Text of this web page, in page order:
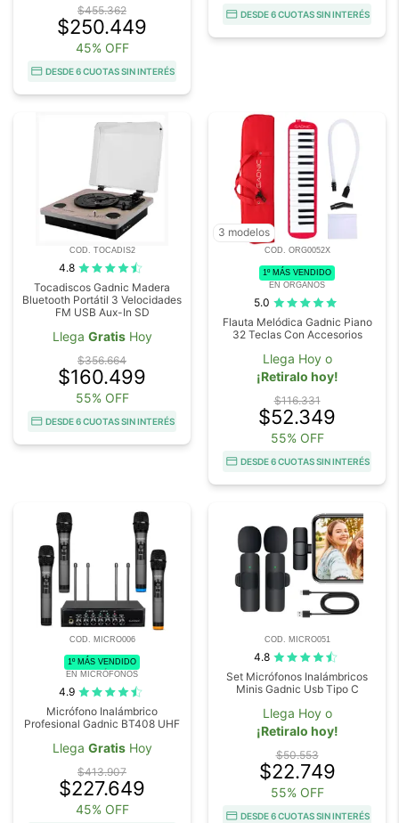
$455.362
$250.449
45% OFF
DESDE 6 CUOTAS SIN INTERÉS
DESDE 6 CUOTAS SIN INTERÉS
COD. TOCADIS2
4.8
Tocadiscos Gadnic Madera
Bluetooth Portátil 3 Velocidades
FM USB Aux-In SD
Llega GratisHoy
$356.664
$160.499
55% OFF
DESDE 6 CUOTAS SIN INTERÉS
3 modelos
COD. ORG0052X
1º MÁS VENDIDO
EN ORGANOS
5.0
Flauta Melódica Gadnic Piano
32 Teclas Con Accesorios
Llega Hoy o
¡Retiralo hoy!
$116.331
$52.349
55% OFF
DESDE 6 CUOTAS SIN INTERÉS
COD. MICRO006
1º MÁS VENDIDO
EN MICRÓFONOS
4.9
Micrófono Inalámbrico
Profesional Gadnic BT408 UHF
Llega GratisHoy
$413.907
$227.649
45% OFF
COD. MICRO051
4.8
Set Micrófonos Inalámbricos
Minis Gadnic Usb Tipo C
Llega Hoy o
¡Retiralo hoy!
$50.553
$22.749
55% OFF
DESDE 6 CUOTAS SIN INTERÉS